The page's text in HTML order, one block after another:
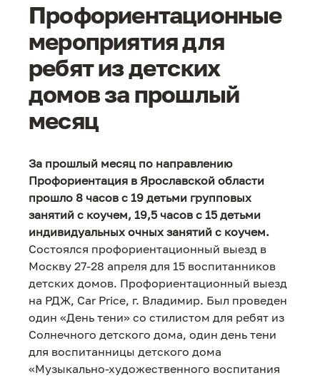
Профориентационные
мероприятия для
ребят из детских
домов за прошлый
месяц
За прошлый месяц по направлению
Профориентация в Ярославской области
прошло 8 часов с 19 детьми групповых
занятий с коучем, 19,5 часов с 15 детьми
индивидуальных очных занятий с коучем.
Состоялся профориентационный выезд в
Москву 27-28 апреля для 15 воспитанников
детских домов. Профориентационный выезд
на РДЖ, Car Price, г. Владимир. Был проведен
один «День тени» со стилистом для ребят из
Солнечного детского дома, один день тени
для воспитанницы детского дома
«Музыкально-художественного воспитания